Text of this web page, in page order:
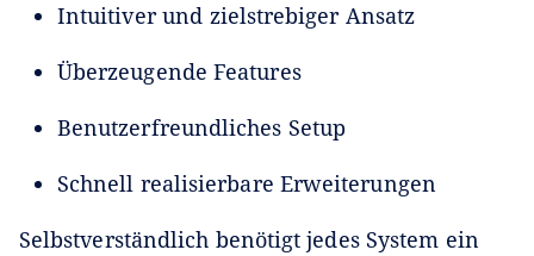
Intuitiver und zielstrebiger Ansatz
Überzeugende Features
Benutzerfreundliches Setup
Schnell realisierbare Erweiterungen
Selbstverständlich benötigt jedes System ein